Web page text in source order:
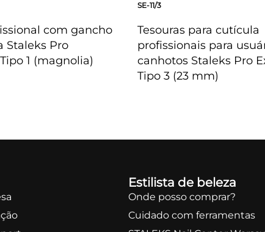
com gancho
Staleks Pro
Tipo 1 (magnolia)
SE-11/3
Tesouras para cutícula
profissionais para
canhotos Staleks Pro
Tipo 3 (23 mm)
Estilista de beleza
Onde posso comprar?
Cuidado com ferramentas